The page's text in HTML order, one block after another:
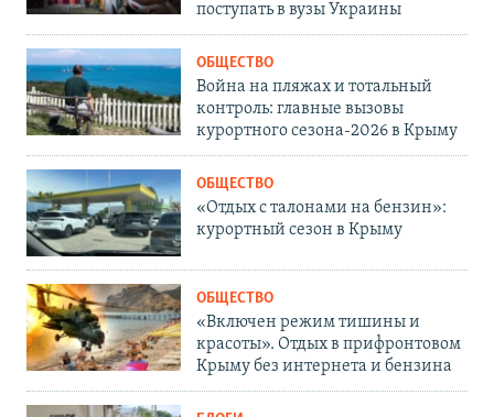
поступать в вузы Украины
ОБЩЕСТВО
Война на пляжах и тотальный
контроль: главные вызовы
курортного сезона-2026 в Крыму
ОБЩЕСТВО
«Отдых с талонами на бензин»:
курортный сезон в Крыму
ОБЩЕСТВО
«Включен режим тишины и
красоты». Отдых в прифронтовом
Крыму без интернета и бензина